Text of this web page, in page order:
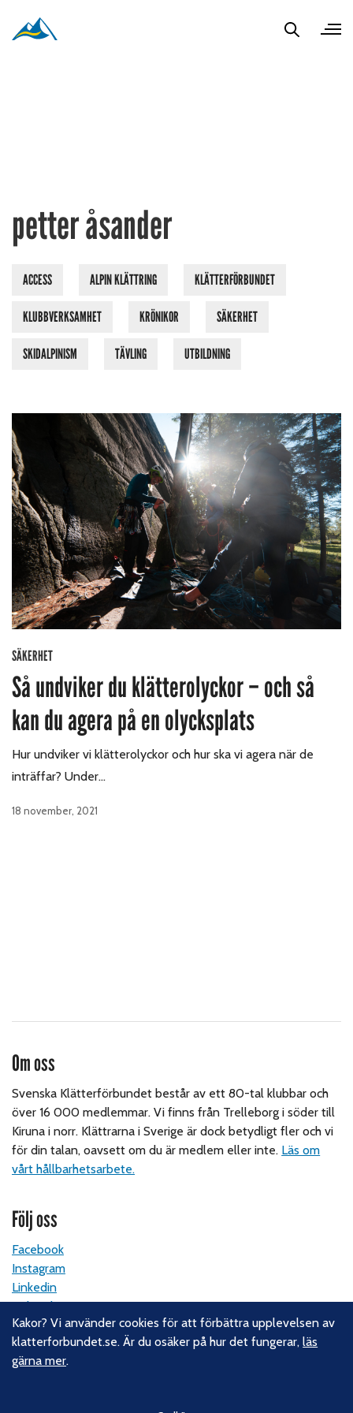
petter åsander
ACCESS ALPIN KLÄTTRING KLÄTTERFÖRBUNDET
KLUBBVERKSAMHET KRÖNIKOR SÄKERHET
SKIDALPINISM TÄVLING UTBILDNING
SÄKERHET
Så undviker du klätterolyckor – och så
kan du agera på en olycksplats
Hur undviker vi klätterolyckor och hur ska vi agera när de
inträffar? Under…
18 november, 2021
Om oss
Svenska Klätterförbundet består av ett 80-tal klubbar och
över 16 000 medlemmar. Vi finns från Trelleborg i söder till
Kiruna i norr. Klättrarna i Sverige är dock betydligt fler och vi
för din talan, oavsett om du är medlem eller inte. Läs om
vårt hållbarhetsarbete.
Följ oss
Facebook
Instagram
Linkedin
Nyhetsbrev
Kontakt
Kakor? Vi använder cookies för att förbättra upplevelsen av
klatterforbundet.se. Är du osäker på hur det fungerar,läs
gärna mer.